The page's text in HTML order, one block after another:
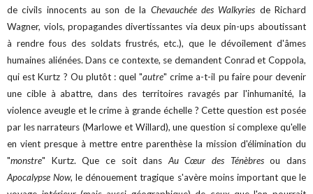
de civils innocents au son de la Chevauchée des Walkyries de Richard
Wagner, viols, propagandes divertissantes via deux pin-ups aboutissant
à rendre fous des soldats frustrés, etc.), que le dévoilement d'âmes
humaines aliénées. Dans ce contexte, se demandent Conrad et Coppola,
qui est Kurtz ? Ou plutôt : quel "autre" crime a-t-il pu faire pour devenir
une cible à abattre, dans des territoires ravagés par l'inhumanité, la
violence aveugle et le crime à grande échelle ? Cette question est posée
par les narrateurs (Marlowe et Willard), une question si complexe qu'elle
en vient presque à mettre entre parenthèse la mission d'élimination du
"monstre" Kurtz. Que ce soit dansAu Cœur des Ténèbresou dans
Apocalypse Now, le dénouement tragique s'avère moins important que le